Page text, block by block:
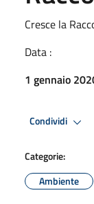
Cresce la
Data :
1 gennaio
Condividi
Categorie:
Ambiente